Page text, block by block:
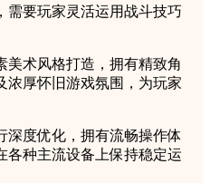
需要玩家灵活运用战斗技巧
美术风格打造，拥有精致角
浓厚怀旧游戏氛围，为玩家
深度优化，拥有流畅操作体
各种主流设备上保持稳定运